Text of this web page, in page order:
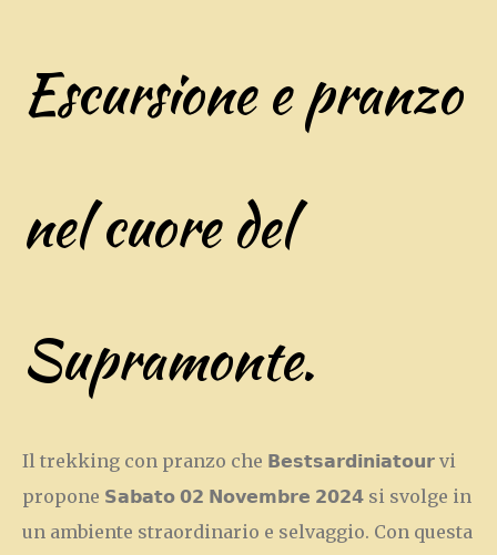
Escursione e pranzo
nel cuore del
Supramonte.
Il trekking con pranzo che 𝗕𝗲𝘀𝘁𝘀𝗮𝗿𝗱𝗶𝗻𝗶𝗮𝘁𝗼𝘂𝗿 vi
propone 𝗦𝗮𝗯𝗮𝘁𝗼 𝟬𝟮 𝗡𝗼𝘃𝗲𝗺𝗯𝗿𝗲 𝟮𝟬𝟮𝟰 si svolge in
un ambiente straordinario e selvaggio. Con questa